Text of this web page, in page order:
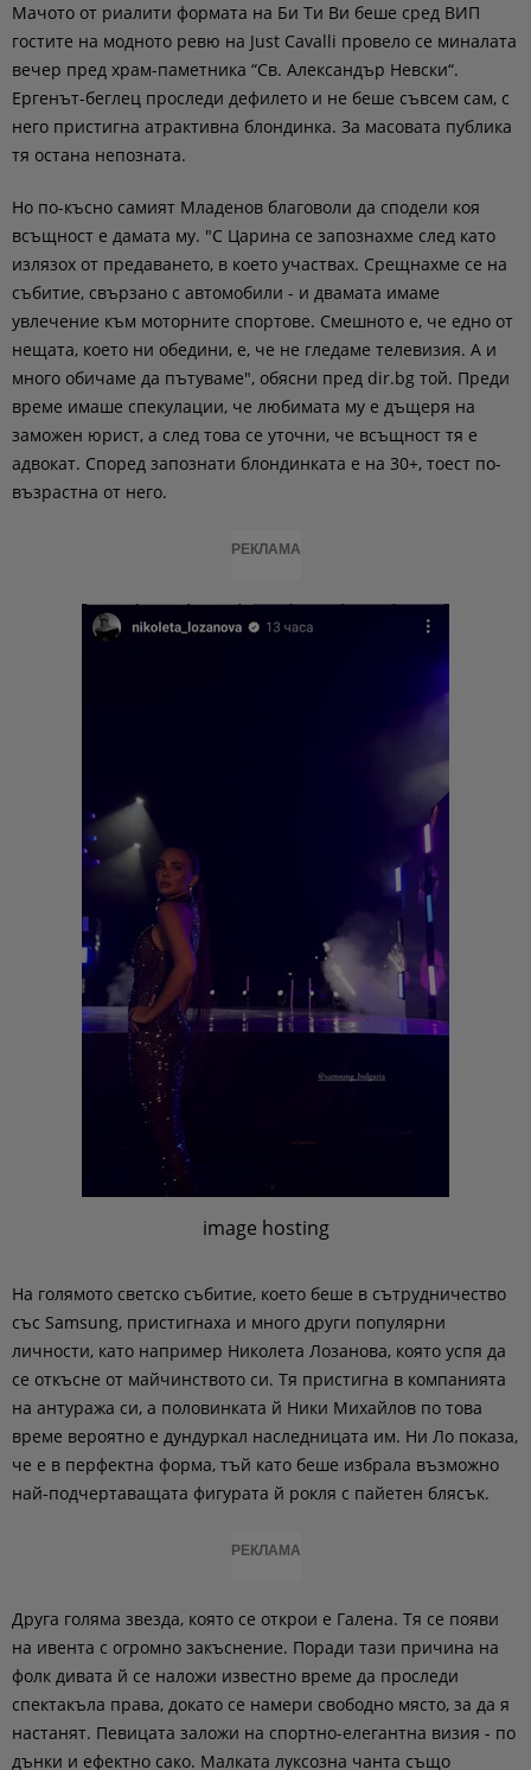
Мачото от риалити формата на Би Ти Ви беше сред ВИП
гостите на модното ревю на Just Cavalli провело се миналата
вечер пред храм-паметника “Св. Александър Невски“.
Ергенът-беглец проследи дефилето и не беше съвсем сам, с
него пристигна атрактивна блондинка. За масовата публика
тя остана непозната.
Но по-късно самият Младенов благоволи да сподели коя
всъщност е дамата му. "С Царина се запознахме след като
излязох от предаването, в което участвах. Срещнахме се на
събитие, свързано с автомобили - и двамата имаме
увлечение към моторните спортове. Смешното е, че едно от
нещата, което ни обедини, е, че не гледаме телевизия. А и
много обичаме да пътуваме", обясни пред dir.bg той. Преди
време имаше спекулации, че любимата му е дъщеря на
заможен юрист, а след това се уточни, че всъщност тя е
адвокат. Според запознати блондинката е на 30+, тоест по-
възрастна от него.
РЕКЛАМА
image hosting
На голямото светско събитие, което беше в сътрудничество
със Samsung, пристигнаха и много други популярни
личности, като например Николета Лозанова, която успя да
се откъсне от майчинството си. Тя пристигна в компанията
на антуража си, а половинката й Ники Михайлов по това
време вероятно е дундуркал наследницата им. Ни Ло показа,
че е в перфектна форма, тъй като беше избрала възможно
най-подчертаващата фигурата й рокля с пайетен блясък.
РЕКЛАМА
Друга голяма звезда, която се открои е Галена. Тя се появи
на ивента с огромно закъснение. Поради тази причина на
фолк дивата й се наложи известно време да проследи
спектакъла права, докато се намери свободно място, за да я
настанят. Певицата заложи на спортно-елегантна визия - по
дънки и ефектно сако. Малката луксозна чанта също